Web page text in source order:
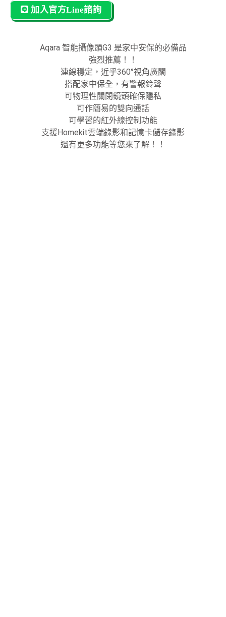
加入官方Line諮詢
Aqara 智能攝像頭G3 是家中安保的必備品
強烈推薦！！
連線穩定，近乎360°視角廣闊
搭配家中保全，有警報鈴聲
可物理性關閉鏡頭確保隱私
可作簡易的雙向通話
可學習的紅外線控制功能
支援Homekit雲端錄影和記憶卡儲存錄影
還有更多功能等您來了解！！